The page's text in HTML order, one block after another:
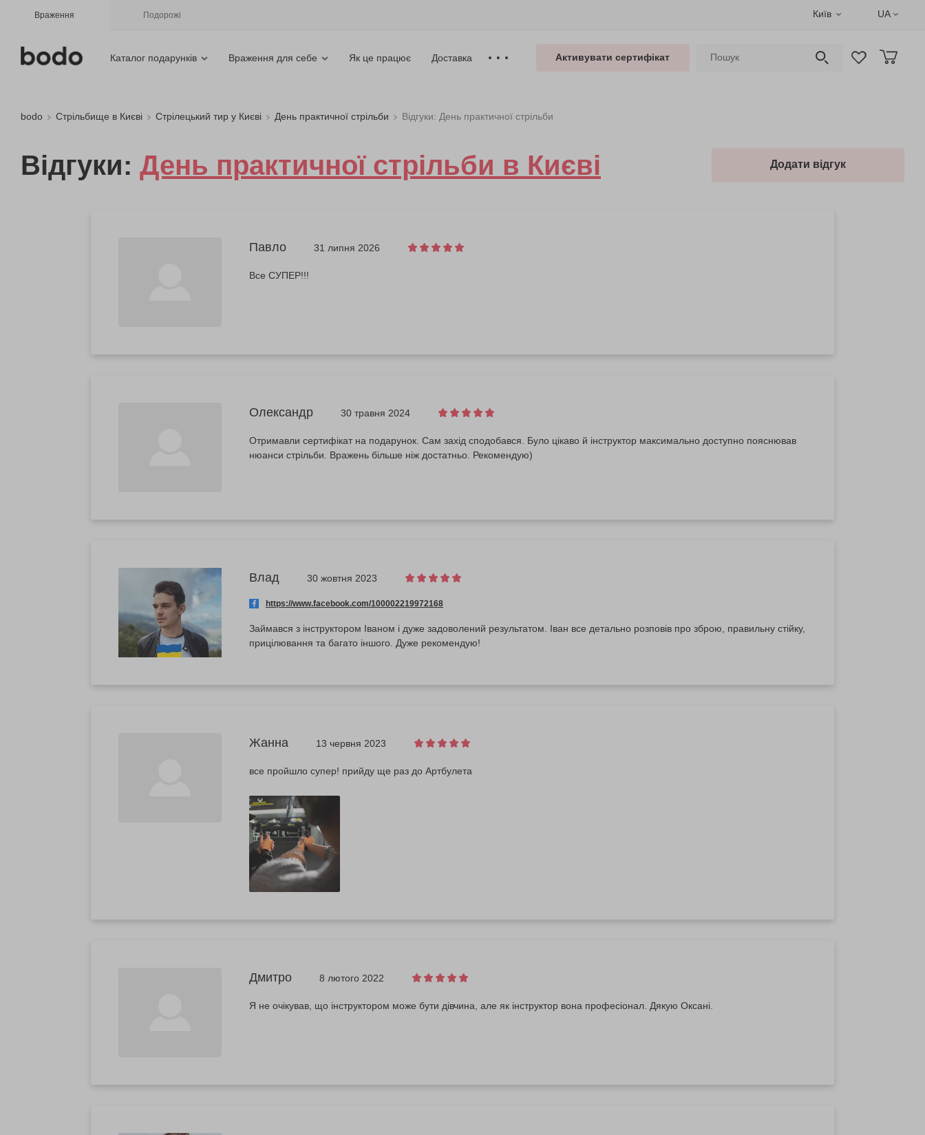
Враження Подорожі Київ UA
Каталог подарунків Враження для себе Як це працює Доставка Активувати сертифікат
bodo Стрільбище в Києві Стрілецький тир у Києві День практичної стрільби Відгуки: День практичної стрільби
Відгуки: День практичної стрільби в Києві Додати відгук
Павло 31 липня 2026
Все СУПЕР!!!
Олександр 30 травня 2024
Отримавли сертифікат на подарунок. Сам захід сподобався. Було цікаво й інструктор максимально доступно пояснював
нюанси стрільби. Вражень більше ніж достатньо. Рекомендую)
Влад 30 жовтня 2023
https://www.facebook.com/100002219972168
Займався з інструктором Іваном і дуже задоволений результатом. Іван все детально розповів про зброю, правильну стійку,
прицілювання та багато іншого. Дуже рекомендую!
Жанна 13 червня 2023
все пройшло супер! прийду ще раз до Артбулета
Дмитро 8 лютого 2022
Я не очікував, що інструктором може бути дівчина, але як інструктор вона професіонал. Дякую Оксані.